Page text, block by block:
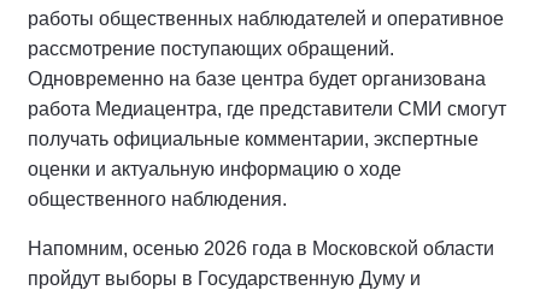
работы общественных наблюдателей и оперативное
рассмотрение поступающих обращений.
Одновременно на базе центра будет организована
работа Медиацентра, где представители СМИ смогут
получать официальные комментарии, экспертные
оценки и актуальную информацию о ходе
общественного наблюдения.
Напомним, осенью 2026 года в Московской области
пройдут выборы в Государственную Думу и